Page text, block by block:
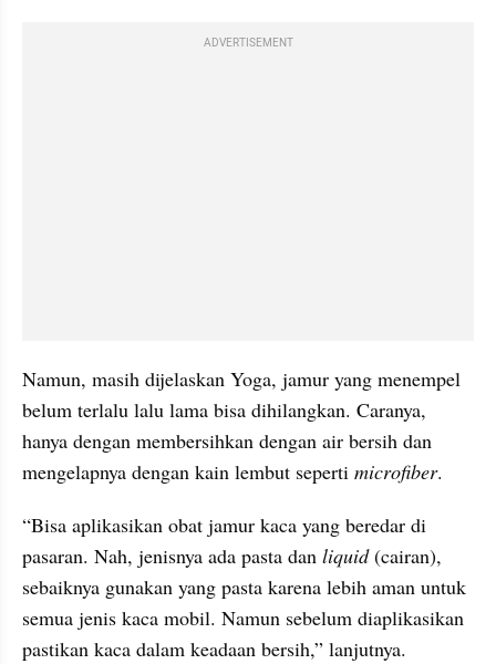
ADVERTISEMENT
Namun, masih dijelaskan Yoga, jamur yang menempel
belum terlalu lalu lama bisa dihilangkan. Caranya,
hanya dengan membersihkan dengan air bersih dan
mengelapnya dengan kain lembut seperti microfiber.
“Bisa aplikasikan obat jamur kaca yang beredar di
pasaran. Nah, jenisnya ada pasta dan liquid (cairan),
sebaiknya gunakan yang pasta karena lebih aman untuk
semua jenis kaca mobil. Namun sebelum diaplikasikan
pastikan kaca dalam keadaan bersih,” lanjutnya.